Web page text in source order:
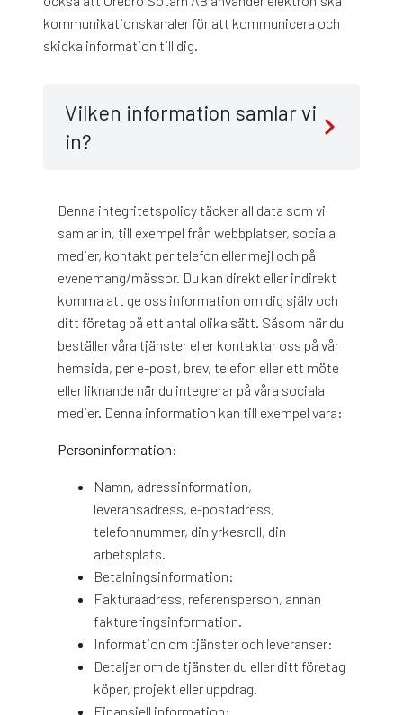
kommunikationskanaler för att kommunicera och
skicka information till dig.
Vilken information samlar vi
in?
Denna integritetspolicy täcker all data som vi
samlar in, till exempel från webbplatser, sociala
medier, kontakt per telefon eller mejl och på
evenemang/mässor. Du kan direkt eller indirekt
komma att ge oss information om dig själv och
ditt företag på ett antal olika sätt. Såsom när du
beställer våra tjänster eller kontaktar oss på vår
hemsida, per e-post, brev, telefon eller ett möte
eller liknande när du integrerar på våra sociala
medier. Denna information kan till exempel vara:
Personinformation:
Namn, adressinformation,
leveransadress, e-postadress,
telefonnummer, din yrkesroll, din
arbetsplats.
Betalningsinformation:
Fakturaadress, referensperson, annan
faktureringsinformation.
Information om tjänster och leveranser:
Detaljer om de tjänster du eller ditt företag
köper, projekt eller uppdrag.
Finansiell information: